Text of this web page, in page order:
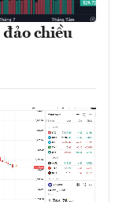
chiều